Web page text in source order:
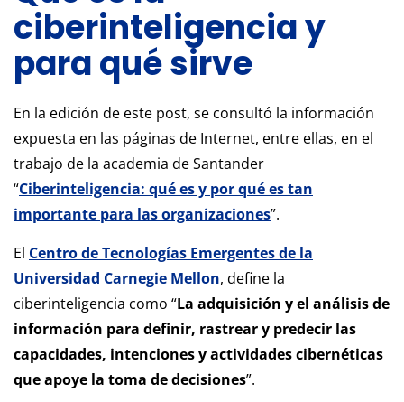
ciberinteligencia y
para qué sirve
En la edición de este post, se consultó la información
expuesta en las páginas de Internet, entre ellas, en el
trabajo de la academia de Santander
“Ciberinteligencia: qué es y por qué es tan
importante para las organizaciones”.
El Centro de Tecnologías Emergentes de la
Universidad Carnegie Mellon, define la
ciberinteligencia como “La adquisición y el análisis de
información para definir, rastrear y predecir las
capacidades, intenciones y actividades cibernéticas
que apoye la toma de decisiones”.